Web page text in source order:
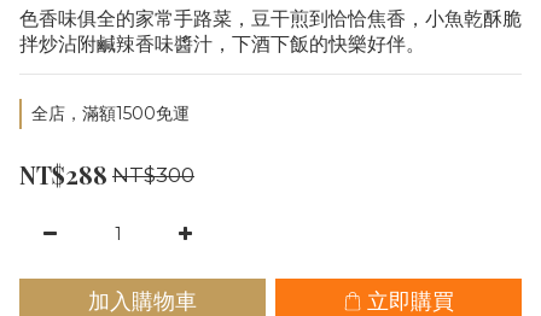
色香味俱全的家常手路菜，豆干煎到恰恰焦香，小魚乾酥脆
拌炒沾附鹹辣香味醬汁，下酒下飯的快樂好伴。
全店，滿額1500免運
NT$288 NT$300
加入購物車 立即購買